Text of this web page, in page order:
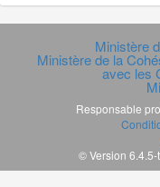
Ministère
Ministère de la
avec les
Responsable
© Version